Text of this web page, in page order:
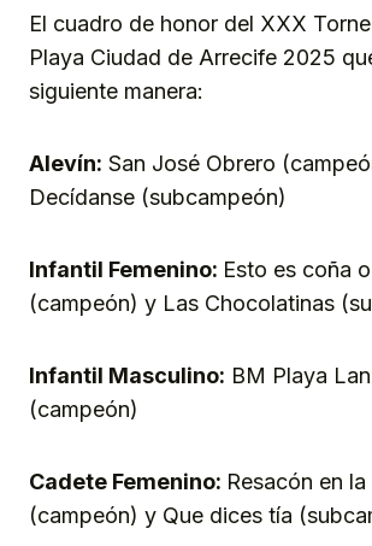
El cuadro de honor del XXX
Playa Ciudad de Arrecife 2025
siguiente manera:
Alevín: San José Obrero
Decídanse (subcampeón)
Infantil Femenino: Esto es coña
(campeón) y Las Chocolatinas
Infantil Masculino: BM Playa
(campeón)
Cadete Femenino: Resacón en
(campeón) y Que dices tía